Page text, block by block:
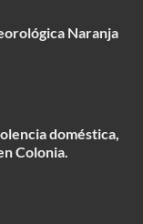
Naranja
doméstica,
Colonia.